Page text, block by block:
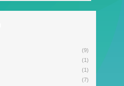
(9)
(1)
(1)
(7)